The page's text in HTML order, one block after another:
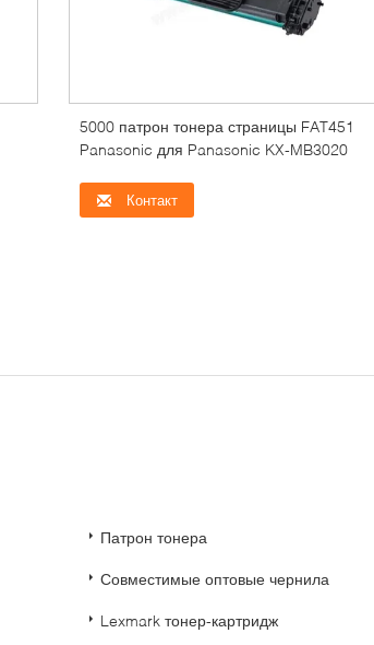
5000 патрон тонера страницы FAT451
Panasonic для Panasonic KX-MB3020
Контакт
Патрон тонера
Совместимые оптовые чернила
Lexmark тонер-картридж